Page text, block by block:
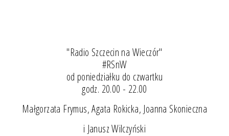
"Radio Szczecin na Wieczór"
#RSnW
od poniedziałku do czwartku
godz. 20.00 - 22.00
Małgorzata Frymus, Agata Rokicka, Joanna Skonieczna
i Janusz Wilczyński